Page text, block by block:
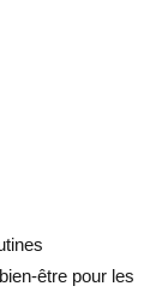
être pour les